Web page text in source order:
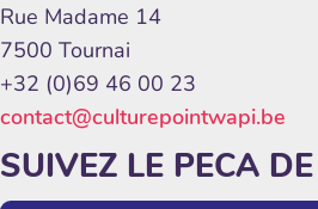
Rue Madame 14
7500 Tournai
+32 (0)69 46 00 23
contact@culturepointwapi.be
SUIVEZ LE PECA